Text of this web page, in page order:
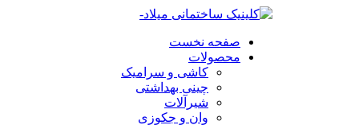
صفحه نخست
محصولات
کاشی و سرامیک
چینی بهداشتی
شیرآلات
وان و جکوزی